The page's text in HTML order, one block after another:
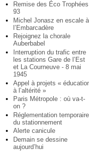
Remise des Éco Trophées
93
Michel Jonasz en escale à
l’Embarcadère
Rejoignez la chorale
Auberbabel
Interruption du trafic entre
les stations Gare de l’Est
et La Courneuve - 8 mai
1945
Appel à projets «
à l’altérité »
Paris Métropole : où va-t-
on ?
Réglementation temporaire
du stationnement
Alerte canicule
Demain se dessine
aujourd’hui